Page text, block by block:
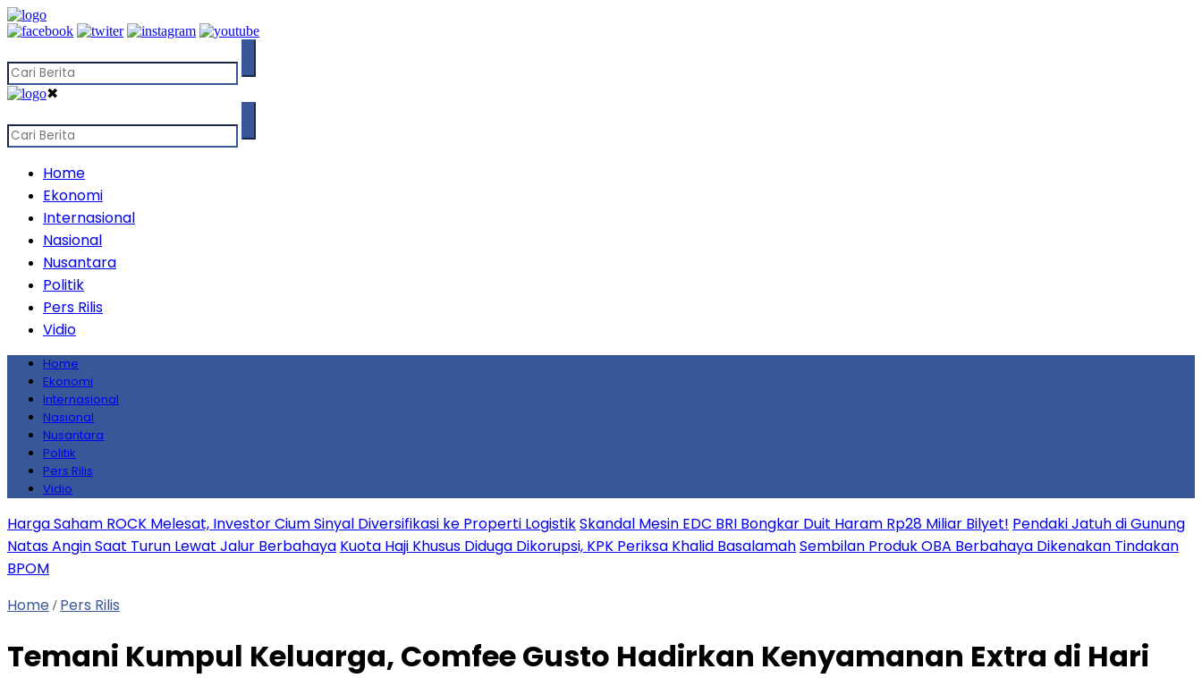
✖
Home
Ekonomi
Internasional
Nasional
Nusantara
Politik
Pers Rilis
Vidio
Home
Ekonomi
Internasional
Nasional
Nusantara
Politik
Pers Rilis
Vidio
Harga Saham ROCK Melesat, Investor Cium Sinyal Diversifikasi ke Properti LogistikSkandal Mesin EDC BRI Bongkar Duit Haram Rp28 Miliar Bilyet! Pendaki Jatuh di Gunung
Natas Angin Saat Turun Lewat Jalur Berbahaya Kuota Haji Khusus Diduga Dikorupsi, KPK Periksa Khalid BasalamahSembilan Produk OBA Berbahaya Dikenakan Tindakan
BPOM
Home / Pers Rilis
Temani Kumpul Keluarga, Comfee Gusto Hadirkan Kenyamanan Extra di Hari